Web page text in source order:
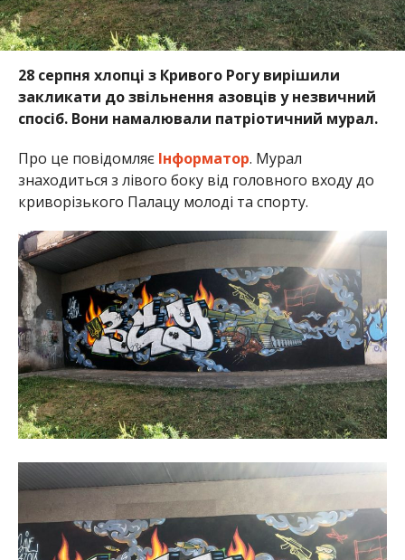
28 серпня хлопці з Кривого Рогу вирішили
закликати до звільнення азовців у незвичний
спосіб. Вони намалювали патріотичний мурал.
Про це повідомляє Інформатор. Мурал
знаходиться з лівого боку від головного входу до
криворізького Палацу молоді та спорту.